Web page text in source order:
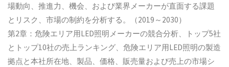
場動向、推進力、機会、および業界メーカーが直面する課題
とリスク、市場の制約を分析する。（2019～2030）
第2章：危険エリア用LED照明メーカーの競合分析、トップ5社
とトップ10社の売上ランキング、危険エリア用LED照明の製造
拠点と本社所在地、製品、価格、販売量および売上の市場シ